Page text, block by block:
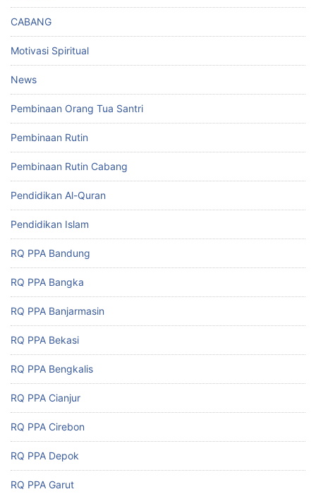
CABANG
Motivasi Spiritual
News
Pembinaan Orang Tua Santri
Pembinaan Rutin
Pembinaan Rutin Cabang
Pendidikan Al-Quran
Pendidikan Islam
RQ PPA Bandung
RQ PPA Bangka
RQ PPA Banjarmasin
RQ PPA Bekasi
RQ PPA Bengkalis
RQ PPA Cianjur
RQ PPA Cirebon
RQ PPA Depok
RQ PPA Garut